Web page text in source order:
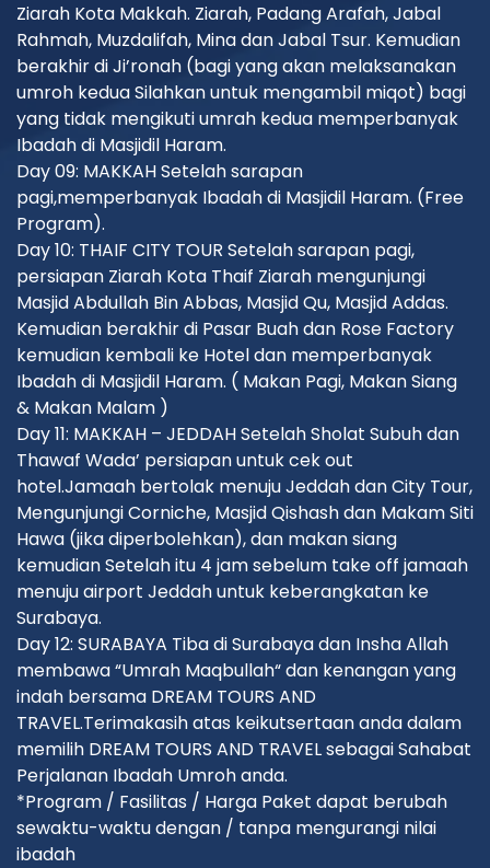
Ziarah Kota Makkah. Ziarah, Padang Arafah, Jabal
Rahmah, Muzdalifah, Mina dan Jabal Tsur. Kemudian
berakhir di Ji’ronah (bagi yang akan melaksanakan
umroh kedua Silahkan untuk mengambil miqot) bagi
yang tidak mengikuti umrah kedua memperbanyak
Ibadah di Masjidil Haram.
Day 09: MAKKAH Setelah sarapan
pagi,memperbanyak Ibadah di Masjidil Haram. (Free
Program).
Day 10: THAIF CITY TOUR Setelah sarapan pagi,
persiapan Ziarah Kota Thaif Ziarah mengunjungi
Masjid Abdullah Bin Abbas, Masjid Qu, Masjid Addas.
Kemudian berakhir di Pasar Buah dan Rose Factory
kemudian kembali ke Hotel dan memperbanyak
Ibadah di Masjidil Haram. ( Makan Pagi, Makan Siang
& Makan Malam )
Day 11: MAKKAH – JEDDAH Setelah Sholat Subuh dan
Thawaf Wada’ persiapan untuk cek out
hotel.Jamaah bertolak menuju Jeddah dan City Tour,
Mengunjungi Corniche, Masjid Qishash dan Makam Siti
Hawa (jika diperbolehkan), dan makan siang
kemudian Setelah itu 4 jam sebelum take off jamaah
menuju airport Jeddah untuk keberangkatan ke
Surabaya.
Day 12: SURABAYA Tiba di Surabaya dan Insha Allah
membawa “Umrah Maqbullah“ dan kenangan yang
indah bersama DREAM TOURS AND
TRAVEL.Terimakasih atas keikutsertaan anda dalam
memilih DREAM TOURS AND TRAVEL sebagai Sahabat
Perjalanan Ibadah Umroh anda.
*Program / Fasilitas / Harga Paket dapat berubah
sewaktu-waktu dengan / tanpa mengurangi nilai
ibadah